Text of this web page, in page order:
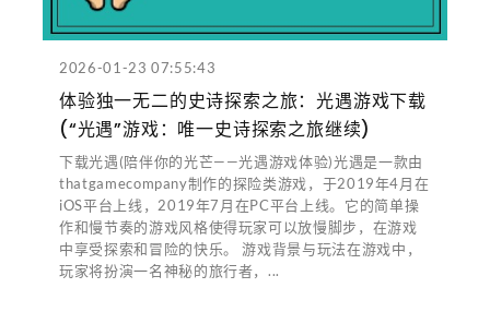
2026-01-23 07:55:43
体验独一无二的史诗探索之旅：光遇游戏下载
(“光遇”游戏：唯一史诗探索之旅继续)
下载光遇(陪伴你的光芒——光遇游戏体验)光遇是一款由
thatgamecompany制作的探险类游戏，于2019年4月在
iOS平台上线，2019年7月在PC平台上线。它的简单操
作和慢节奏的游戏风格使得玩家可以放慢脚步，在游戏
中享受探索和冒险的快乐。 游戏背景与玩法在游戏中，
玩家将扮演一名神秘的旅行者，...